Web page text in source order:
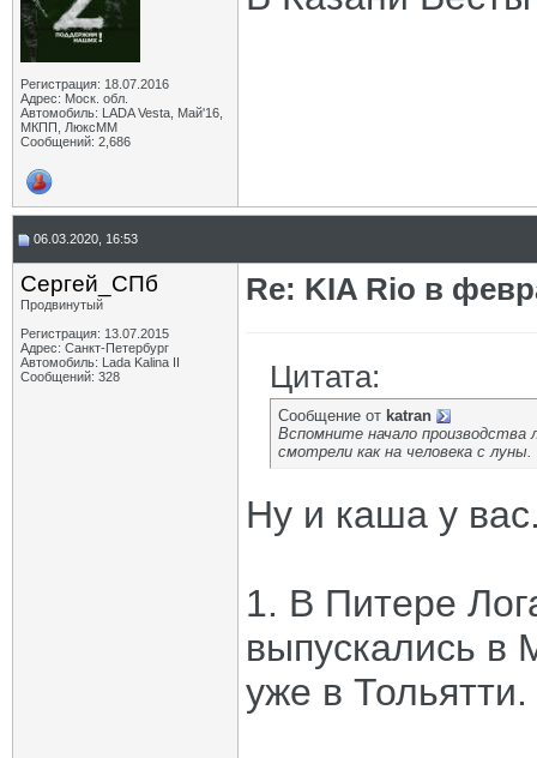
Регистрация: 18.07.2016
Адрес: Моск. обл.
Автомобиль: LADA Vesta, Май'16,
МКПП, ЛюксММ
Сообщений: 2,686
06.03.2020, 16:53
Сергей_СПб
Продвинутый
Регистрация: 13.07.2015
Адрес: Санкт-Петербург
Автомобиль: Lada Kalina II
Сообщений: 328
Re: KIA Rio в
Цитата:
Сообщение от katran
Вспомните начало производства
смотрели как на человека с
Ну и каша у
1. В Питере
выпускались в
уже в Тольятти.